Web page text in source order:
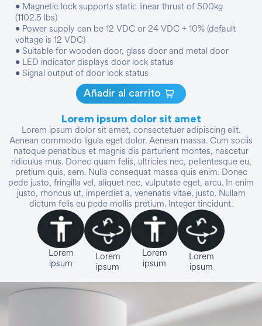
• Magnetic lock supports static linear thrust of 500kg
(1102.5 lbs)
• Power supply can be 12 VDC or 24 VDC + 10% (default
voltage is 12 VDC)
• Suitable for wooden door, glass door and metal door
• LED indicator displays door lock status
• Signal output of door lock status
Añadir al carrito
Lorem ipsum dolor sit amet
Lorem ipsum dolor sit amet, consectetuer adipiscing elit.
Aenean commodo ligula eget dolor. Aenean massa. Cum sociis
natoque penatibus et magnis dis parturient montes, nascetur
ridiculus mus. Donec quam felis, ultricies nec, pellentesque eu,
pretium quis, sem. Nulla consequat massa quis enim. Donec
pede justo, fringilla vel, aliquet nec, vulputate eget, arcu. In enim
justo, rhoncus ut, imperdiet a, venenatis vitae, justo. Nullam
dictum felis eu pede mollis pretium. Integer tincidunt.
Lorem
ipsum
Lorem
ipsum
Lorem
ipsum
Lorem
ipsum